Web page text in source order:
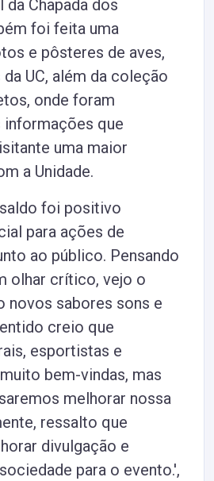
da Chapada dos
foi feita uma
e pôsteres de aves,
UC, além da coleção
onde foram
que
uma maior
a Unidade.
foi positivo
para ações de
ao público. Pensando
olhar crítico, vejo o
novos sabores sons e
creio que
esportistas e
bem-vindas, mas
melhorar nossa
ressalto que
divulgação e
para o evento.',